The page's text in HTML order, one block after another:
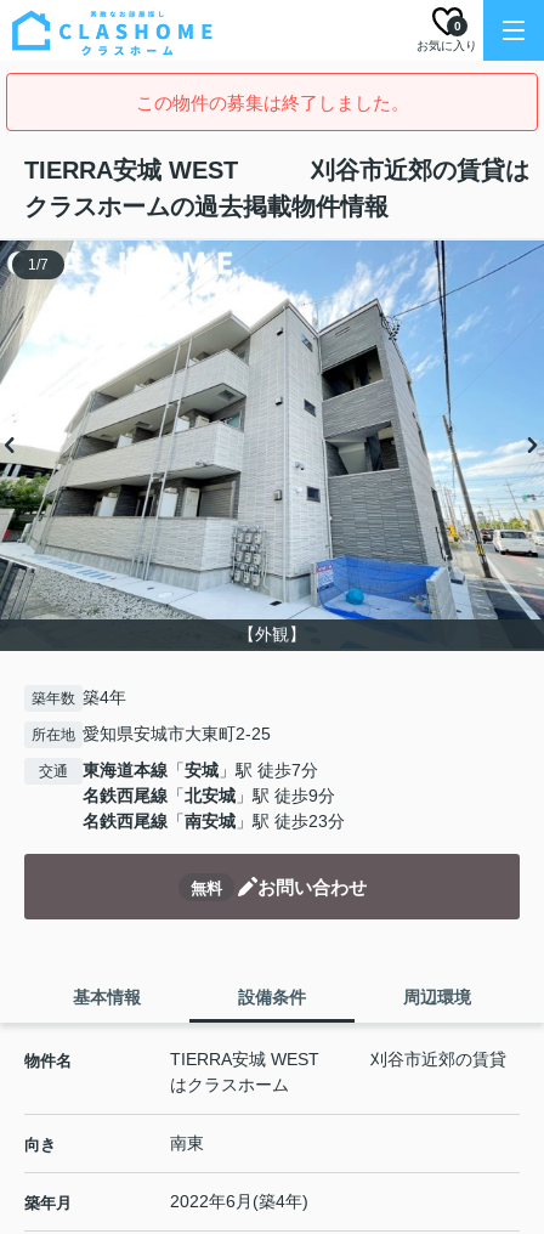
お気に入り
0
この物件の募集は終了しました。
TIERRA安城 WEST 刈谷市近郊の賃貸は
クラスホームの過去掲載物件情報
【外観】
1/7
築年数 築4年
所在地 愛知県安城市大東町2-25
交通 東海道本線 「安城 」駅 徒歩7分
名鉄西尾線 「北安城 」駅 徒歩9分
名鉄西尾線 「南安城 」駅 徒歩23分
無料 お問い合わせ
基本情報 設備条件 周辺環境
物件名
TIERRA安城 WEST 刈谷市近郊の賃貸
はクラスホーム
向き 南東
築年月 2022年6月(築4年)